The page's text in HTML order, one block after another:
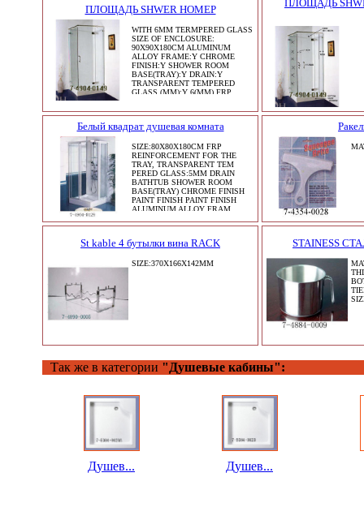
ПЛОЩАДЬ SHWER НОМЕР
WITH 6MM TERMPERED GLASS
SIZE OF ENCLOSURE:
90X90X180CM ALUMINUM
ALLOY FRAME:Y CHROME
FINISH:Y SHOWER ROOM
BASE(TRAY):Y DRAIN:Y
TRANSPARENT TEMPERED
GLASS (MM):Y 6(MM) FRP
TRAY:
ПЛОЩАДЬ
Белый квадрат душевая комната
SIZE:80X80X180CM FRP
REINFORCEMENT FOR THE
TRAY, TRANSPARENT TEM
PERED GLASS:5MM DRAIN
BATHTUB SHOWER ROOM
BASE(TRAY) CHROME FINISH
PAINT FINISH PAINT FINISH
ALUMINUM ALLOY FRAM
St kable 4 бутылки вина RACK
SIZE:370X166X142MM
STAINESS
Так же в категории "Душевые кабины":
Душев... Душев...